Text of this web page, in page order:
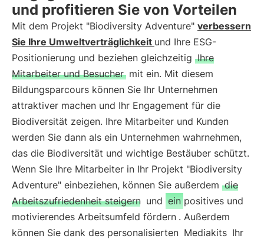
und profitieren Sie von Vorteilen
Mit dem Projekt "Biodiversity Adventure" verbessern
Sie Ihre Umweltverträglichkeit und Ihre ESG-
Positionierung und beziehen gleichzeitig Ihre
Mitarbeiter und Besucher mit ein. Mit diesem
Bildungsparcours können Sie Ihr Unternehmen
attraktiver machen und Ihr Engagement für die
Biodiversität zeigen. Ihre Mitarbeiter und Kunden
werden Sie dann als ein Unternehmen wahrnehmen,
das die Biodiversität und wichtige Bestäuber schützt.
Wenn Sie Ihre Mitarbeiter in Ihr Projekt "Biodiversity
Adventure" einbeziehen, können Sie außerdem die
Arbeitszufriedenheit steigern und ein positives und
motivierendes Arbeitsumfeld fördern . Außerdem
können Sie dank des personalisierten Mediakits Ihr